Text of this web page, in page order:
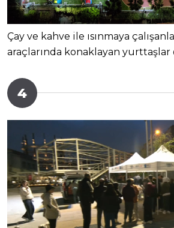
Çay ve kahve ile ısınmaya
araçlarında konaklayan
4